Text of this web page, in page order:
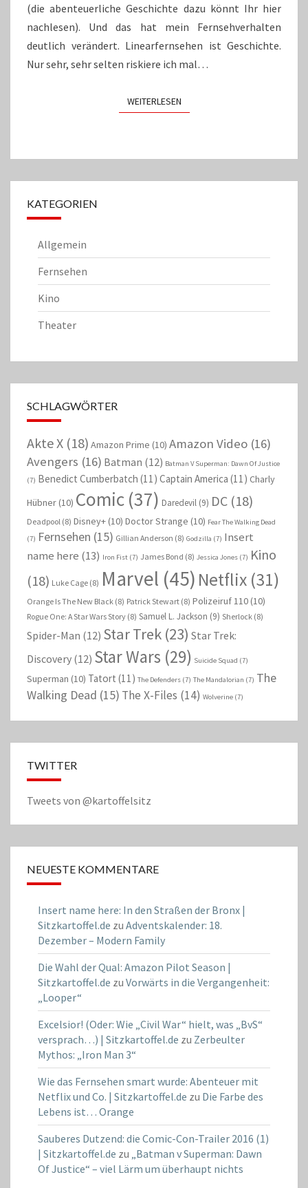
(die abenteuerliche Geschichte dazu könnt Ihr hier
nachlesen). Und das hat mein Fernsehverhalten
deutlich verändert. Linearfernsehen ist Geschichte.
Nur sehr, sehr selten riskiere ich mal…
WEITERLESENWEITERLESEN
KATEGORIEN
Allgemein
Fernsehen
Kino
Theater
SCHLAGWÖRTER
Akte X (18) Amazon Prime (10) Amazon Video (16)
Avengers (16) Batman (12) Batman V Superman: Dawn Of Justice
(7) Benedict Cumberbatch (11) Captain America (11) Charly
Hübner (10) Comic (37) Daredevil (9) DC (18)
Deadpool (8) Disney+ (10) Doctor Strange (10) Fear The Walking Dead
(7) Fernsehen (15) Gillian Anderson (8) Godzilla (7) Insert
name here (13) Iron Fist (7) James Bond (8) Jessica Jones (7) Kino
(18) Luke Cage (8) Marvel (45) Netflix (31)
Orange Is The New Black (8) Patrick Stewart (8) Polizeiruf 110 (10)
Rogue One: A Star Wars Story (8) Samuel L. Jackson (9) Sherlock (8)
Spider-Man (12) Star Trek (23) Star Trek:
Discovery (12) Star Wars (29) Suicide Squad (7)
Superman (10) Tatort (11) The Defenders (7) The Mandalorian (7) The
Walking Dead (15) The X-Files (14) Wolverine (7)
TWITTER
Tweets von @kartoffelsitz
NEUESTE KOMMENTARE
Insert name here: In den Straßen der Bronx |
Sitzkartoffel.de zu Adventskalender: 18.
Dezember – Modern Family
Die Wahl der Qual: Amazon Pilot Season |
Sitzkartoffel.de zu Vorwärts in die Vergangenheit:
„Looper“
Excelsior! (Oder: Wie „Civil War“ hielt, was „BvS“
versprach…) | Sitzkartoffel.de zu Zerbeulter
Mythos: „Iron Man 3“
Wie das Fernsehen smart wurde: Abenteuer mit
Netflix und Co. | Sitzkartoffel.de zu Die Farbe des
Lebens ist… Orange
Sauberes Dutzend: die Comic-Con-Trailer 2016 (1)
| Sitzkartoffel.de zu „Batman v Superman: Dawn
Of Justice“ – viel Lärm um überhaupt nichts